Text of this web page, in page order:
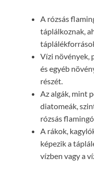
A rózsás
táplálkoznak,
Vízi növények,
és egyéb
részét.
Az algák, mint
diatomeák,
rózsás
A rákok,
képezik a
vízben vagy a